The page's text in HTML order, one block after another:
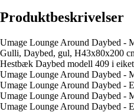
Produktbeskrivelser
Umage Lounge Around Daybed -
Gulli, Daybed, gul, H43x80x200
Hestbæk Daybed modell 409 i
Umage Lounge Around Daybed -
Umage Lounge Around Daybed -
Umage Lounge Around Daybed -
Umage Lounge Around Daybed -